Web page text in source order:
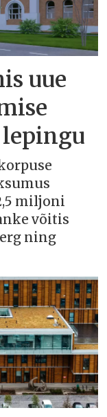
uue
miljoni
võitis
ning